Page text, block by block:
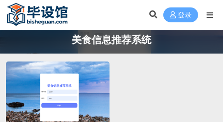
登录
美食信息推荐系统